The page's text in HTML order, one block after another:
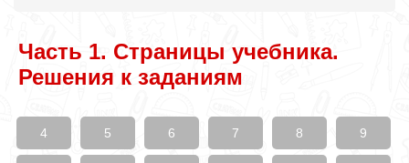
Часть 1. Страницы учебника.
Решения к заданиям
4 5 6 7 8 9